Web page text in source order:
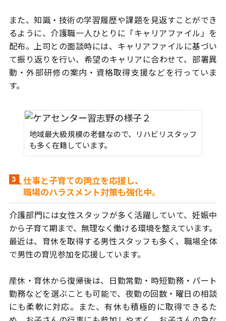
また、知識・技術の学習履歴や課題を見返すことができ
るように、 介護職一人ひとりに「キャリアファイル」を
配布。上司との面談時には、 キャリアファイルに基づい
て振り返りを行い、希望のキャリアに合わせて、 部署異
動・外部研修の案内・資格取得支援などを行っていま
す。
地域最大級規模の老健なので、リハビリスタッフ
も多く在籍しています。
仕事と子育ての両立を応援し、
職場のハラスメント対策も強化中。
介護部門には女性スタッフが多く活躍していて、妊娠中
から子育て期まで、 無理なく働ける環境を整えています。
最近は、育休を取得する男性スタッフも多く、職場全体
で男性の育児参加を応援しています。
産休・育休から復帰後は、日勤常勤・時短勤務・パート
勤務などを選ぶことも可能で、夜勤の回数・曜日の相談
にも柔軟に対応。また、有休も積極的に取得できるた